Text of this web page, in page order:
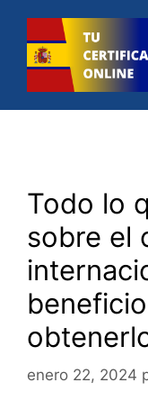
contenido
Todo lo
sobre el
enero 22, 2024